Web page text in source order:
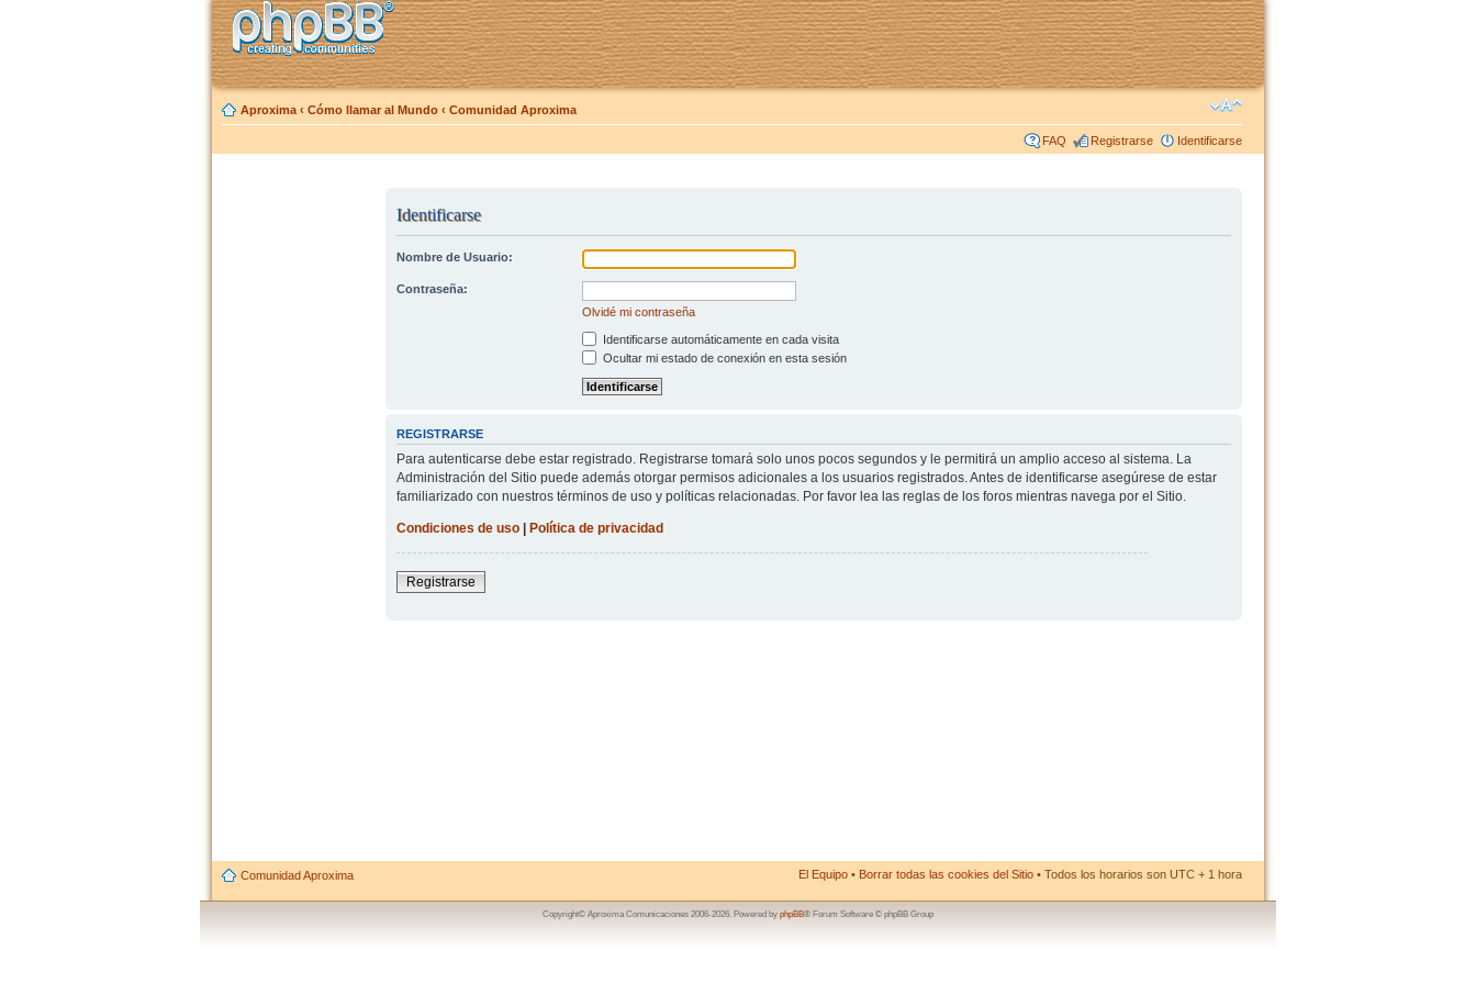
Aproxima ‹ Cómo llamar al Mundo ‹ Comunidad Aproxima
FAQ Registrarse Identificarse
Identificarse
Nombre de Usuario:
Contraseña:
Olvidé mi contraseña
Identificarse automáticamente en cada visita
Ocultar mi estado de conexión en esta sesión
REGISTRARSE
Para autenticarse debe estar registrado. Registrarse tomará solo unos pocos segundos y le permitirá un amplio acceso al sistema. La
Administración del Sitio puede además otorgar permisos adicionales a los usuarios registrados. Antes de identificarse asegúrese de estar
familiarizado con nuestros términos de uso y políticas relacionadas. Por favor lea las reglas de los foros mientras navega por el Sitio.
Condiciones de uso| Política de privacidad
Registrarse
Comunidad Aproxima El Equipo • Borrar todas las cookies del Sitio • Todos los horarios son UTC + 1 hora
Copyright© Aproxima Comunicaciones 2006-2026. Powered by phpBB® Forum Software © phpBB Group